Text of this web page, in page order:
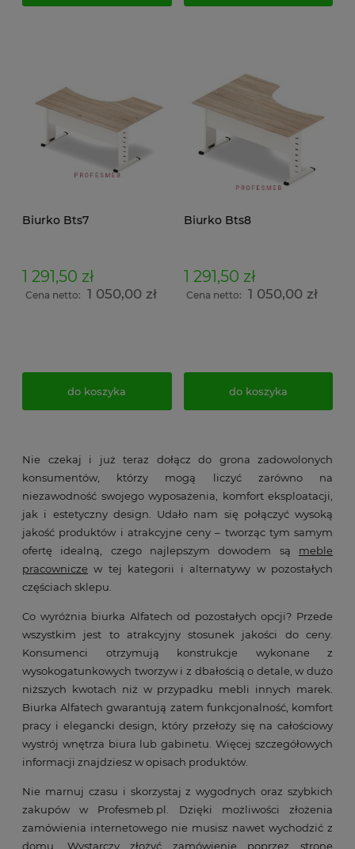
Biurko Bts7
1 291,50 zł
Cena netto: 1 050,00 zł
do koszyka
Biurko Bts8
1 291,50 zł
Cena netto: 1 050,00 zł
do koszyka
Nie czekaj i już teraz dołącz do grona zadowolonych
konsumentów, którzy mogą liczyć zarówno na
niezawodność swojego wyposażenia, komfort eksploatacji,
jak i estetyczny design. Udało nam się połączyć wysoką
jakość produktów i atrakcyjne ceny – tworząc tym samym
ofertę idealną, czego najlepszym dowodem są meble
pracownicze w tej kategorii i alternatywy w pozostałych
częściach sklepu.
Co wyróżnia biurka Alfatech od pozostałych opcji? Przede
wszystkim jest to atrakcyjny stosunek jakości do ceny.
Konsumenci otrzymują konstrukcje wykonane z
wysokogatunkowych tworzyw i z dbałością o detale, w dużo
niższych kwotach niż w przypadku mebli innych marek.
Biurka Alfatech gwarantują zatem funkcjonalność, komfort
pracy i elegancki design, który przełoży się na całościowy
wystrój wnętrza biura lub gabinetu. Więcej szczegółowych
informacji znajdziesz w opisach produktów.
Nie marnuj czasu i skorzystaj z wygodnych oraz szybkich
zakupów w Profesmeb.pl. Dzięki możliwości złożenia
zamówienia internetowego nie musisz nawet wychodzić z
domu. Wystarczy złożyć zamówienie poprzez stronę